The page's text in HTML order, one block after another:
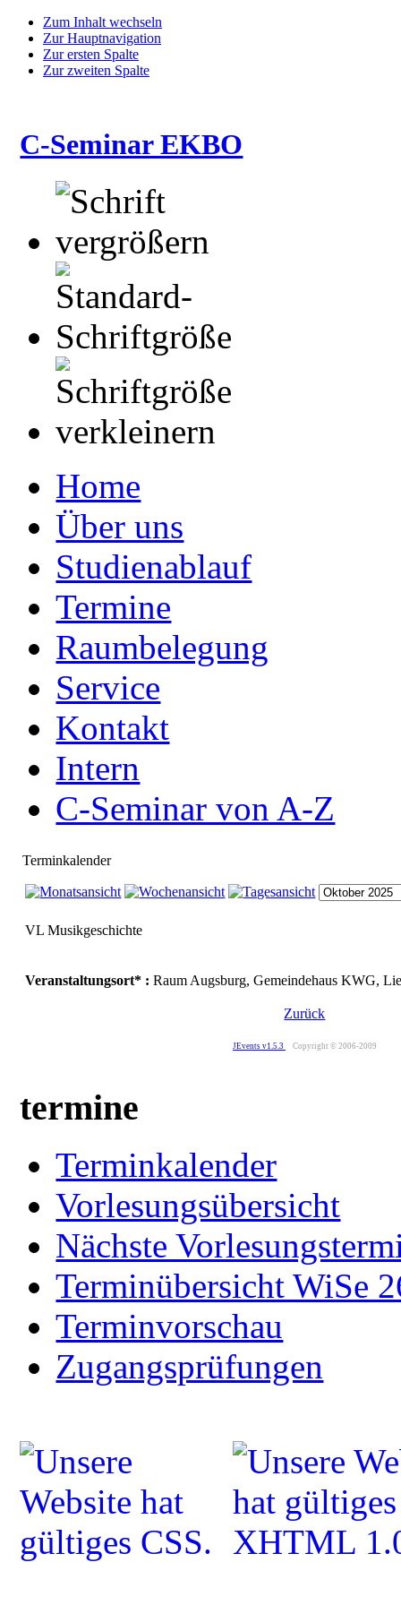
Zum Inhalt wechseln
Zur Hauptnavigation
Zur ersten Spalte
Zur zweiten Spalte
C-Seminar EKBO
Home
Über uns
Studienablauf
Termine
Raumbelegung
Service
Kontakt
Intern
C-Seminar von A-Z
Terminkalender
VL Musikgeschichte
Veranstaltungsort* :Raum Augsburg, Gemeindehaus KWG,
Zurück
JEvents v1.5.3 Copyright © 2006-2009
termine
Terminkalender
Vorlesungsübersicht
Nächste
Terminübersicht WiSe
Terminvorschau
Zugangsprüfungen